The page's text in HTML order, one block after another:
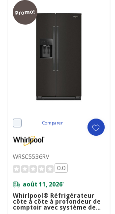
Promo!
Comparer
WRSC5536RV
0.0
août 11, 2026*
Whirlpool® Réfrigérateur
côte à côte à profondeur de
comptoir avec système de